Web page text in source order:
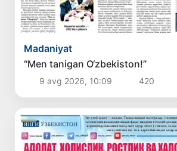
Madaniyat
“Men tanigan O‘zbekiston!”
9 avg 2026, 10:09 420